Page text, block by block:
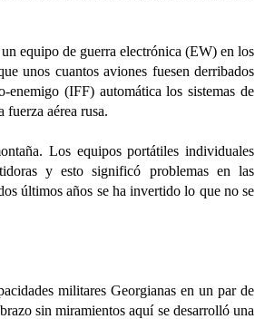
equipo de guerra electrónica (EW) en los
unos cuantos aviones fuesen derribados
(IFF) automática los sistemas de
fuerza aérea rusa.
Los equipos portátiles individuales
y esto significó problemas en las
últimos años se ha invertido lo que no se
militares Georgianas en un par de
sin miramientos aquí se desarrolló una